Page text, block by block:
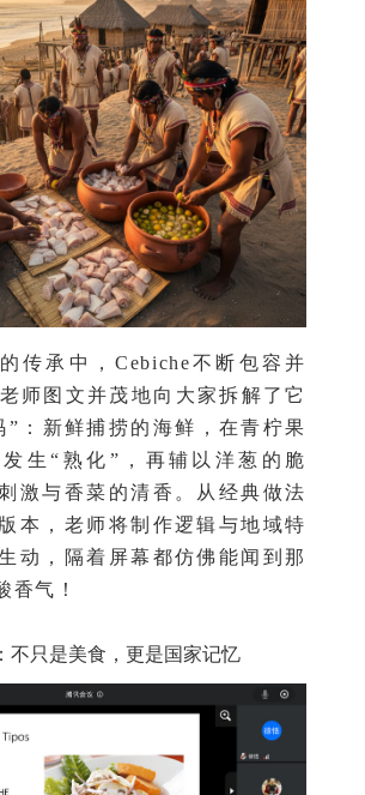
传承中，Cebiche不断包容并
师图文并茂地向大家拆解了它
”：新鲜捕捞的海鲜，在青柠果
生“熟化”，再辅以洋葱的脆
激与香菜的清香。从经典做法
本，老师将制作逻辑与地域特
动，隔着屏幕都仿佛能闻到那
香气！
不只是美食，更是国家记忆